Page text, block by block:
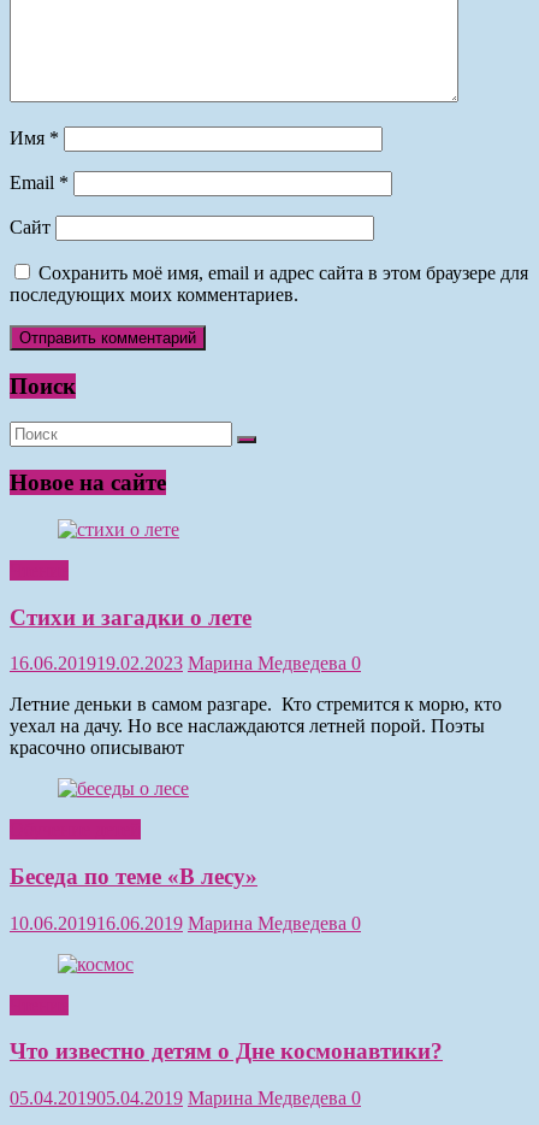
Имя *
Email *
Сайт
Сохранить моё имя, email и адрес сайта в этом браузере для
последующих моих комментариев.
Поиск
Новое на сайте
Стихи и загадки о лете
16.06.201919.02.2023 Марина Медведева 0
Летние деньки в самом разгаре. Кто стремится к морю, кто
уехал на дачу. Но все наслаждаются летней порой. Поэты
красочно описывают
Беседа по теме «В лесу»
10.06.201916.06.2019 Марина Медведева 0
Что известно детям о Дне космонавтики?
05.04.201905.04.2019 Марина Медведева 0